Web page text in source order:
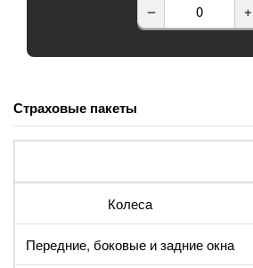
– +
Страховые пакеты
Колеса
Передние, боковые и задние окна